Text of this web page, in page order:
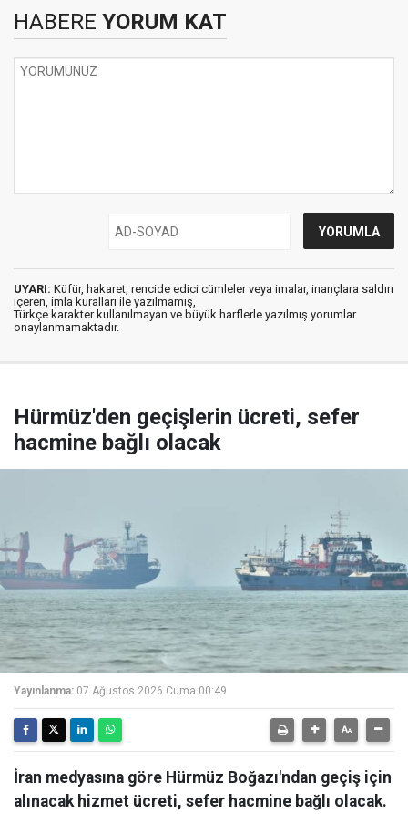
HABERE YORUM KAT
UYARI: Küfür, hakaret, rencide edici cümleler veya imalar, inançlara saldırı
içeren, imla kuralları ile yazılmamış,
Türkçe karakter kullanılmayan ve büyük harflerle yazılmış yorumlar
onaylanmamaktadır.
Hürmüz'den geçişlerin ücreti, sefer
hacmine bağlı olacak
Yayınlanma: 07 Ağustos 2026 Cuma 00:49
İran medyasına göre Hürmüz Boğazı'ndan geçiş için
alınacak hizmet ücreti, sefer hacmine bağlı olacak.